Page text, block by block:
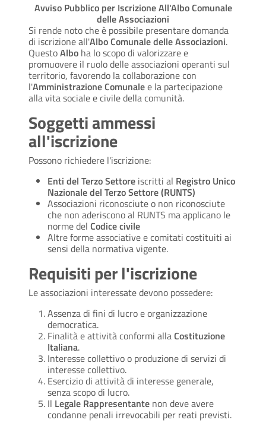
Avviso Pubblico per Iscrizione All'Albo Comunale
delle Associazioni
Si rende noto che è possibile presentare domanda
di iscrizione all'Albo Comunale delle Associazioni.
QuestoAlbo ha lo scopo di valorizzare e
promuovere il ruolo delle associazioni operanti sul
territorio, favorendo la collaborazione con
l'Amministrazione Comunalee la partecipazione
alla vita sociale e civile della comunità.
Soggetti ammessi
all'iscrizione
Possono richiedere l'iscrizione:
Enti del Terzo Settore iscritti al Registro Unico
Nazionale del Terzo Settore (RUNTS)
Associazioni riconosciute o non riconosciute
che non aderiscono al RUNTS ma applicano le
norme del Codice civile
Altre forme associative e comitati costituiti ai
sensi della normativa vigente.
Requisiti per l'iscrizione
Le associazioni interessate devono possedere:
Assenza di fini di lucro e organizzazione
democratica.
Finalità e attività conformi allaCostituzione
Italiana.
Interesse collettivo o produzione di servizi di
interesse collettivo.
Esercizio di attività di interesse generale,
senza scopo di lucro.
Il Legale Rappresentante non deve avere
condanne penali irrevocabili per reati previsti.